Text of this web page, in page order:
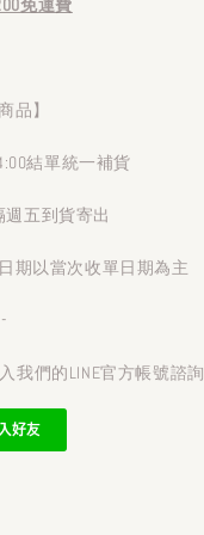
免運費
品】
結單統一補貨
五到貨寄出
期以當次收單日期為主
我們的LINE官方帳號諮詢